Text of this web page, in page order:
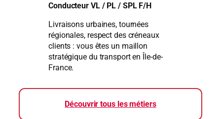
Conducteur VL / PL / SPL F/H
Livraisons urbaines, tournées
régionales, respect des créneaux
clients : vous êtes un maillon
stratégique du transport en Île-de-
France.
Découvrir tous les métiers